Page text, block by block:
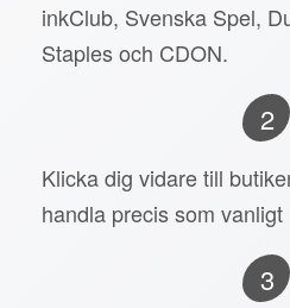
inkClub, Svenska Spel,
Staples och CDON.
2
Klicka dig vidare till
handla precis som vanligt
3